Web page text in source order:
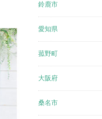
鈴鹿市
愛知県
菰野町
大阪府
桑名市